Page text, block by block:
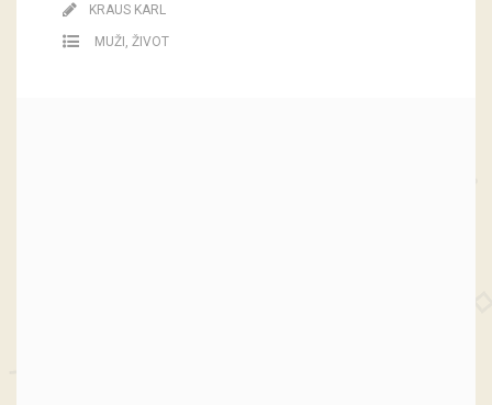
KRAUS KARL
MUŽI, ŽIVOT